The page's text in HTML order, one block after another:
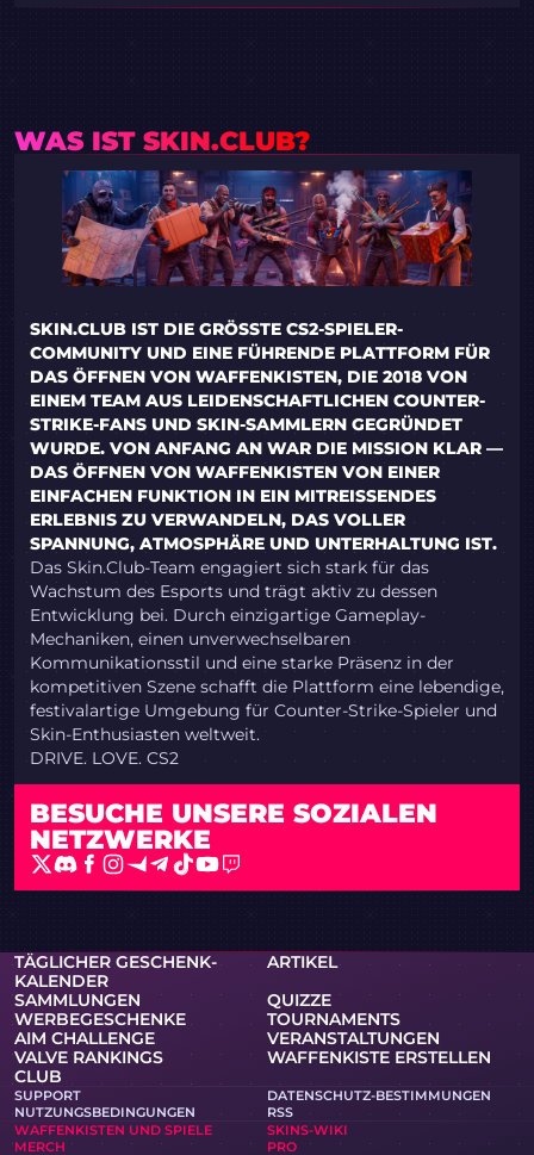
WAS IST SKIN.CLUB?
SKIN.CLUB IST DIE GRÖSSTE CS2-SPIELER-C
OMMUNITY UND EINE FÜHRENDE PLATTFORM FÜR D
AS ÖFFNEN VON WAFFENKISTEN, DIE 2018 VON E
INEM TEAM AUS LEIDENSCHAFTLICHEN COUNTER-S
TRIKE-FANS UND SKIN-SAMMLERN GEGRÜNDET W
URDE. VON ANFANG AN WAR DIE MISSION KLAR — D
AS ÖFFNEN VON WAFFENKISTEN VON EINER E
INFACHEN FUNKTION IN EIN MITREISSENDES ER
LEBNIS ZU VERWANDELN, DAS VOLLER SP
ANNUNG, ATMOSPHÄRE UND UNTERHALTUNG IST.
Das Skin.Club-Team engagiert sich stark für das
Wachstum des Esports und trägt aktiv zu dessen
Entwicklung bei. Durch einzigartige Gameplay-
Mechaniken, einen unverwechselbaren
Kommunikationsstil und eine starke Präsenz in der
kompetitiven Szene schafft die Plattform eine lebendige,
festivalartige Umgebung für Counter-Strike-Spieler und
Skin-Enthusiasten weltweit.
DRIVE. LOVE. CS2
BESUCHE UNSERE SOZIALEN
NETZWERKE
TÄGLICHER GESCHENK-
KALENDER
ARTIKEL
SAMMLUNGEN
QUIZZE
WERBEGESCHENKE
TOURNAMENTS
AIM CHALLENGE
VERANSTALTUNGEN
VALVE RANKINGS
WAFFENKISTE ERSTELLEN
CLUB
SUPPORT
DATENSCHUTZ-BESTIMMUNGEN
NUTZUNGSBEDINGUNGEN
RSS
WAFFENKISTEN UND SPIELE
SKINS-WIKI
MERCH
PRO